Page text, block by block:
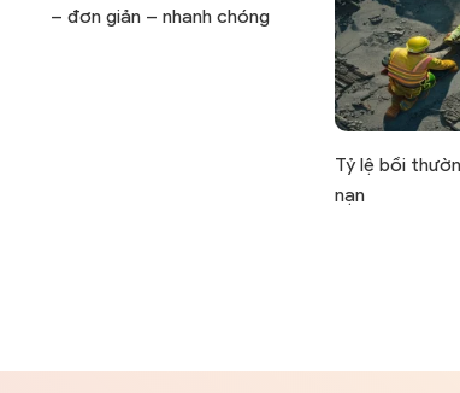
– đơn giản – nhanh chóng
Tỷ lệ bồi
nạn